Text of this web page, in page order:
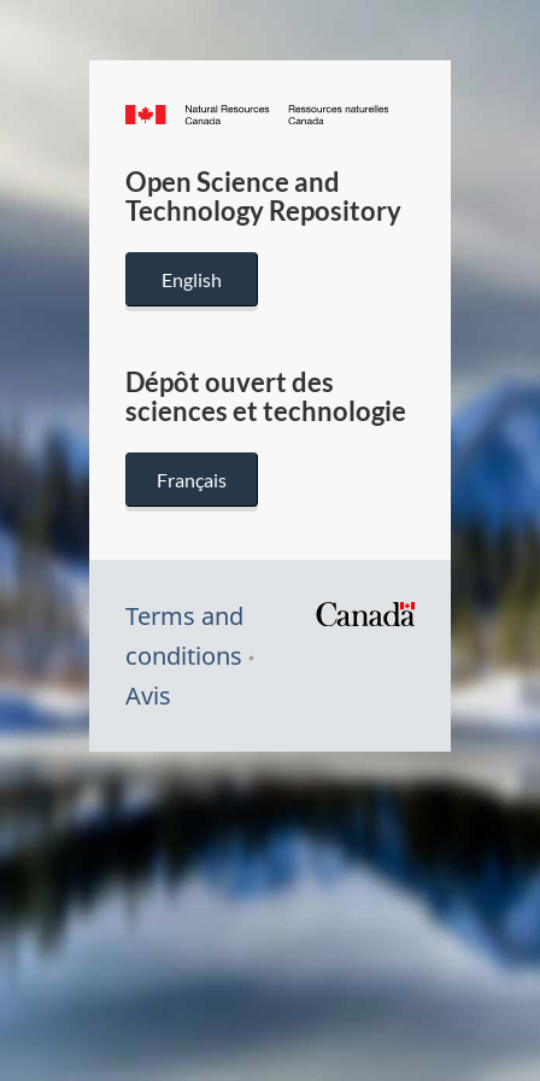
Canada.ca
/
Canada
Open Science and
Technology Repository
English
Dépôt ouvert des
sciences et technologie
Français
Terms and
conditions
Avis
Symbole
du
Canada